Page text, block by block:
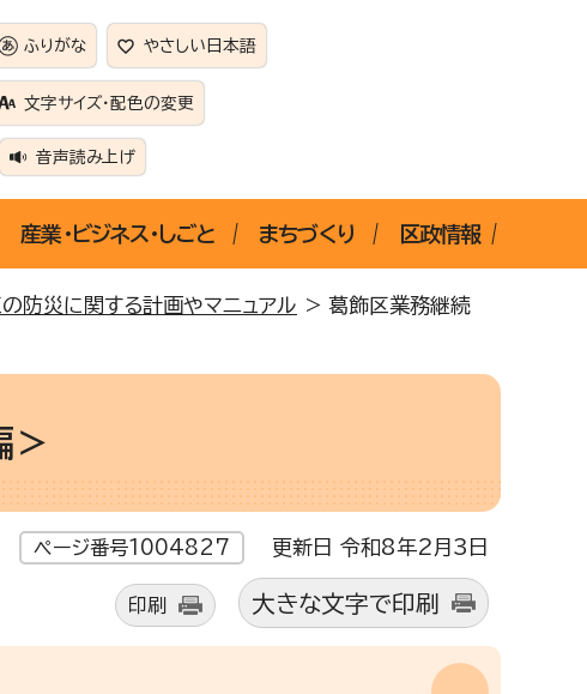
ふりがな やさしい日本語
文字サイズ・配色の変更
音声読み上げ
産業・ビジネス・しごと まちづくり 区政情報
防災に関する計画やマニュアル > 葛飾区業務継続
＞
ページ番号1004827 更新日 令和8年2月3日
印刷 大きな文字で印刷